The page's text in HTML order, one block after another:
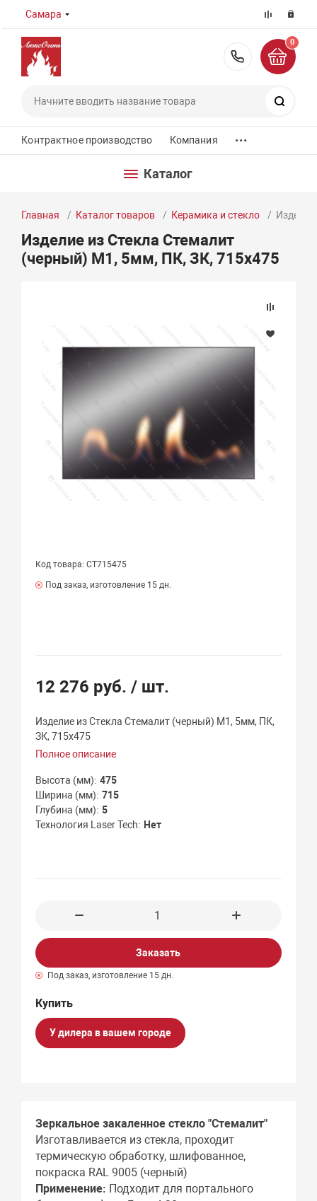
Самара
8 (800)
0
Контрактное производство Компания ...
Каталог
Главная Каталог товаров Керамика и стекло
Изделие из Стекла Стемалит
(черный) М1, 5мм, ПК, ЗК, 715х475
Код товара: СТ715475
Под заказ, изготовление 15 дн.
12 276 руб./ шт.
Изделие из Стекла Стемалит (черный) М1, 5мм, ПК,
ЗК, 715х475
Полное описание
Высота (мм) 475
Ширина (мм) 715
Глубина (мм) 5
Технология Laser Tech
Нет
Заказать
Под заказ, изготовление 15 дн.
У дилера в вашем городе
Зеркальное закаленное стекло "Стемалит"
Изготавливается из стекла, проходит
термическую обработку, шлифованное,
покраска RAL 9005 (черный)
Применение: Подходит для портального